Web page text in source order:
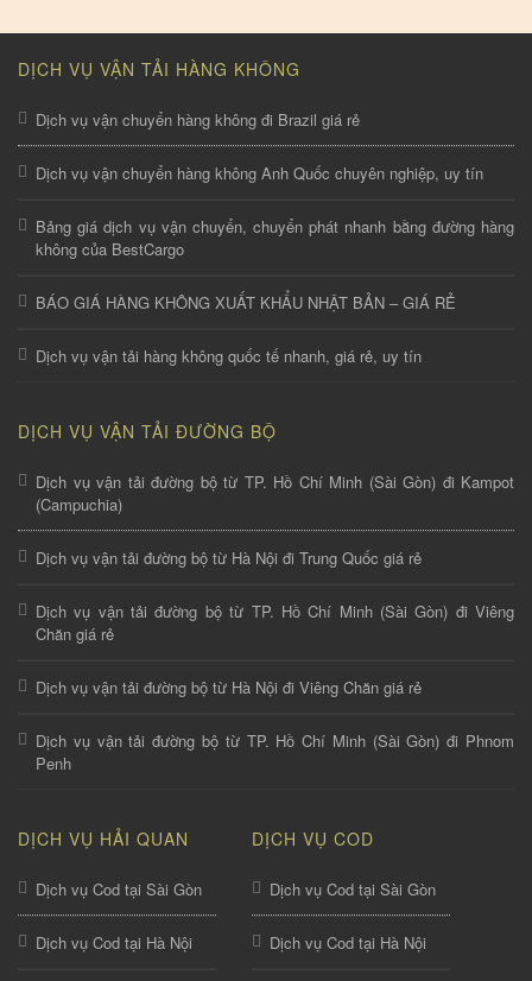
DỊCH VỤ VẬN TẢI HÀNG KHÔNG
Dịch vụ vận chuyển hàng không đi Brazil giá rẻ
Dịch vụ vận chuyển hàng không Anh Quốc chuyên nghiệp, uy tín
Bảng giá dịch vụ vận chuyển, chuyển phát nhanh bằng đường hàng
không của BestCargo
BÁO GIÁ HÀNG KHÔNG XUẤT KHẨU NHẬT BẢN – GIÁ RẺ
Dịch vụ vận tải hàng không quốc tế nhanh, giá rẻ, uy tín
DỊCH VỤ VẬN TẢI ĐƯỜNG BỘ
Dịch vụ vận tải đường bộ từ TP. Hồ Chí Minh (Sài Gòn) đi Kampot
(Campuchia)
Dịch vụ vận tải đường bộ từ Hà Nội đi Trung Quốc giá rẻ
Dịch vụ vận tải đường bộ từ TP. Hồ Chí Minh (Sài Gòn) đi Viêng
Chăn giá rẻ
Dịch vụ vận tải đường bộ từ Hà Nội đi Viêng Chăn giá rẻ
Dịch vụ vận tải đường bộ từ TP. Hồ Chí Minh (Sài Gòn) đi Phnom
Penh
DỊCH VỤ HẢI QUAN
Dịch vụ Cod tại Sài Gòn
Dịch vụ Cod tại Hà Nội
DỊCH VỤ COD
Dịch vụ Cod tại Sài Gòn
Dịch vụ Cod tại Hà Nội